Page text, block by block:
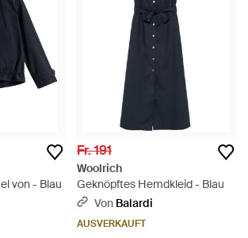
von - Blau
Fr. 191
Woolrich
Geknöpftes Hemdkleid - Blau
Von Balardi
AUSVERKAUFT